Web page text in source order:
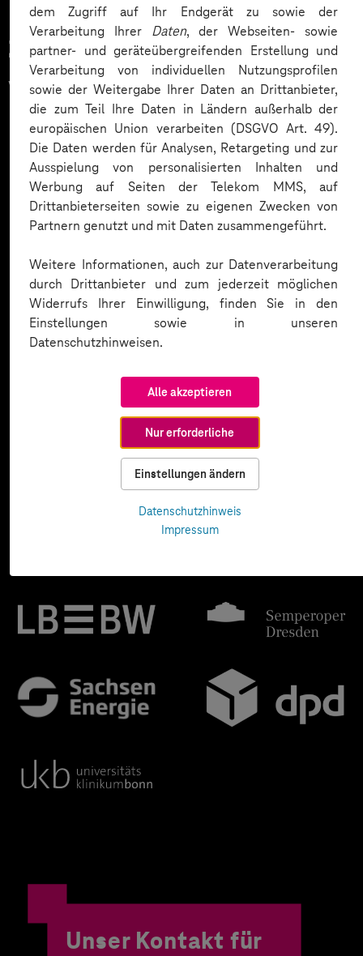
dem Zugriff auf Ihr Endgerät zu sowie der
Verarbeitung Ihrer Daten, der Webseiten- sowie
partner- und geräteübergreifenden Erstellung und
Verarbeitung von individuellen Nutzungsprofilen
sowie der Weitergabe Ihrer Daten an Drittanbieter,
die zum Teil Ihre Daten in Ländern außerhalb der
europäischen Union verarbeiten (DSGVO Art. 49).
Die Daten werden für Analysen, Retargeting und zur
Ausspielung von personalisierten Inhalten und
Werbung auf Seiten der Telekom MMS, auf
Drittanbieterseiten sowie zu eigenen Zwecken von
Partnern genutzt und mit Daten zusammengeführt.
Weitere Informationen, auch zur Datenverarbeitung
durch Drittanbieter und zum jederzeit möglichen
Widerrufs Ihrer Einwilligung, finden Sie in den
Einstellungen sowie in unseren
Datenschutzhinweisen.
Alle akzeptieren
Nur erforderliche
Einstellungen ändern
Datenschutzhinweis
Impressum
Zahlreiche Unternehmen
vertrauen auf unsere
Expertise. Hier eine Auswahl:
Unser Kontakt für